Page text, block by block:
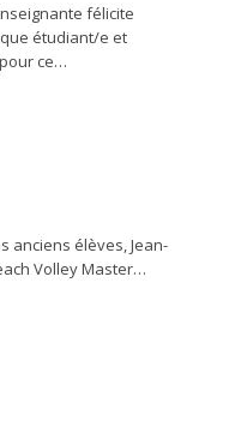
félicite
étudiant/e et
ce…
anciens élèves, Jean-
Volley Master…